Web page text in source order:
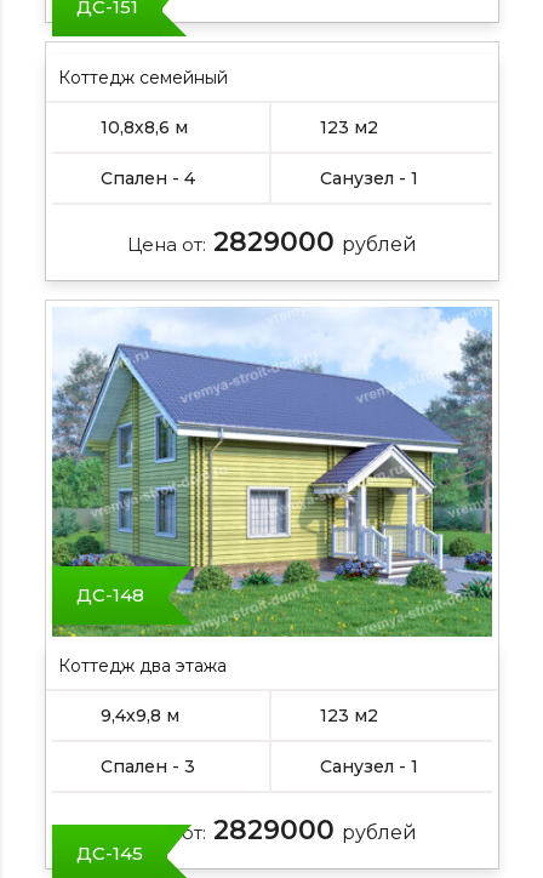
ДС-151
Коттедж семейный
10,8х8,6 м 123 м2
Спален - 4 Санузел - 1
Цена от: 2829000 рублей
ДС-148
Коттедж два этажа
9,4х9,8 м 123 м2
Спален - 3 Санузел - 1
Цена от: 2829000 рублей
ДС-145